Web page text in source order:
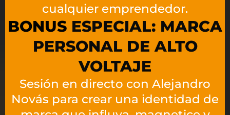
cualquier emprendedor.
BONUS ESPECIAL: MARCA
PERSONAL DE ALTO
VOLTAJE​
Sesión en directo con Alejandro
Novás para crear una identidad de